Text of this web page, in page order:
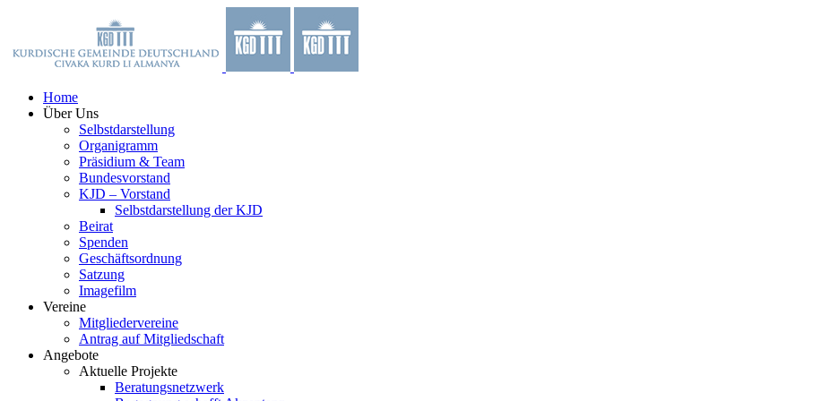
springen
Home
Über Uns
Selbstdarstellung
Organigramm
Präsidium & Team
Bundesvorstand
KJD – Vorstand
Selbstdarstellung der KJD
Beirat
Spenden
Geschäftsordnung
Satzung
Imagefilm
Vereine
Mitgliedervereine
Antrag auf Mitgliedschaft
Angebote
Aktuelle Projekte
Beratungsnetzwerk